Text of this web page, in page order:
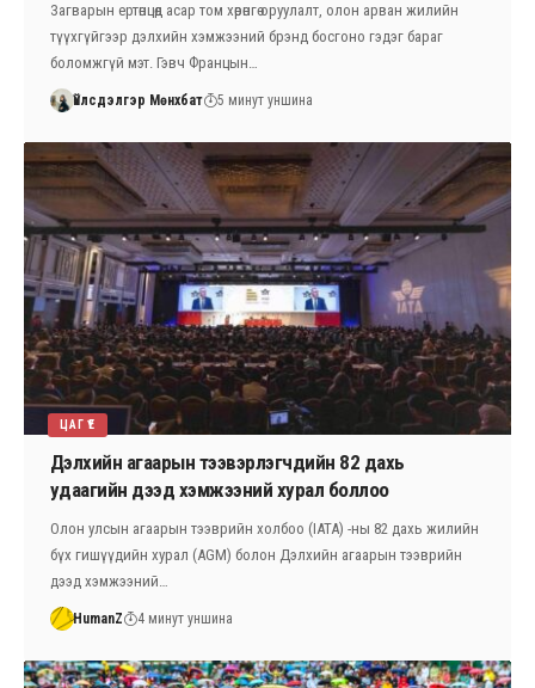
Загварын ертөнцөд асар том хөрөнгө оруулалт, олон арван жилийн
түүхгүйгээр дэлхийн хэмжээний брэнд босгоно гэдэг бараг
боломжгүй мэт. Гэвч Францын…
Үйлсдэлгэр Мөнхбат 5 минут уншина
ЦАГ ҮЕ
Дэлхийн агаарын тээвэрлэгчдийн 82 дахь
удаагийн дээд хэмжээний хурал боллоо
Олон улсын агаарын тээврийн холбоо (IATA) -ны 82 дахь жилийн
бүх гишүүдийн хурал (AGM) болон Дэлхийн агаарын тээврийн
дээд хэмжээний…
HumanZ 4 минут уншина